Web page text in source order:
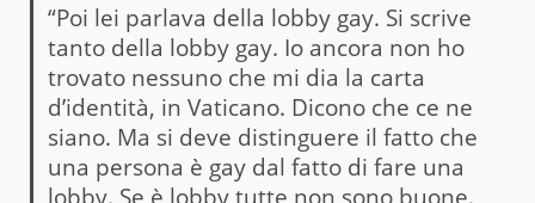
“Poi lei parlava della lobby gay. Si scrive
tanto della lobby gay. Io ancora non ho
trovato nessuno che mi dia la carta
d’identità, in Vaticano. Dicono che ce ne
siano. Ma si deve distinguere il fatto che
una persona è gay dal fatto di fare una